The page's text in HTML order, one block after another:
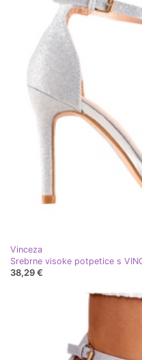
Vinceza
Srebrne visoke potpetice s
38,29 €